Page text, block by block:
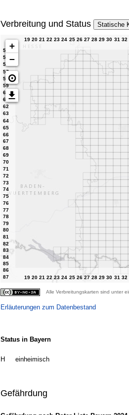
Verbreitung und Status Statische
+
−
⊙
Alle Verbreitungskarten sind unter
Erläuterungen zum Datenbestand
Status in Bayern
H einheimisch
Gefährdung